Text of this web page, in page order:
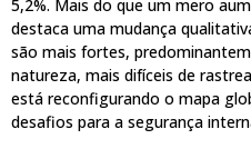
5,2%. Mais do que um mero
destaca uma mudança
são mais fortes,
natureza, mais difíceis de
está reconfigurando o mapa
desafios para a segurança